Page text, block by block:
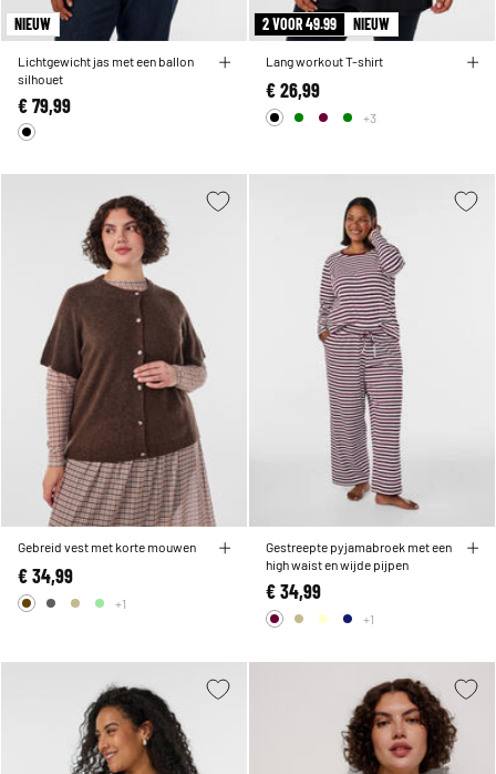
NIEUW
Lichtgewicht jas met een ballon
silhouet
€ 79,99
2 VOOR 49.99 NIEUW
Lang workout T-shirt
€ 26,99
+3
Gebreid vest met korte mouwen
€ 34,99
+1
Gestreepte pyjamabroek met een
high waist en wijde pijpen
€ 34,99
+1